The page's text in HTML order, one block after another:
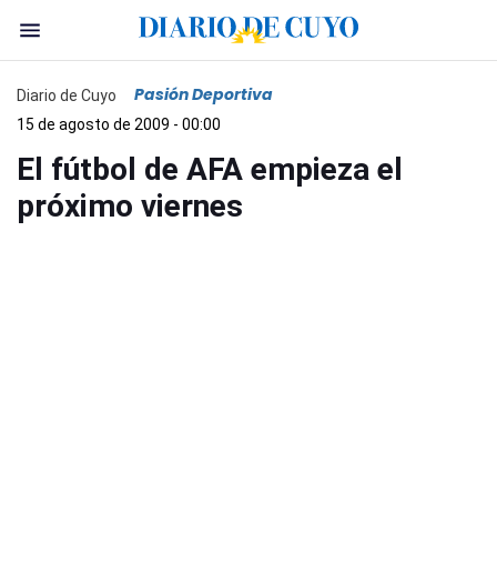
Diario de Cuyo Pasión Deportiva
15 de agosto de 2009 - 00:00
El fútbol de AFA empieza el
próximo viernes